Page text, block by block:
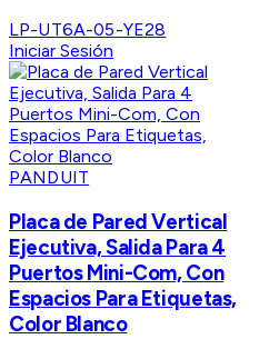
LP-UT6A-05-YE28
Iniciar Sesión
PANDUIT
Placa de Pared Vertical
Ejecutiva, Salida Para 4
Puertos Mini-Com, Con
Espacios Para Etiquetas,
Color Blanco